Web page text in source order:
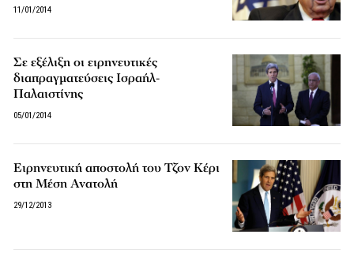
11/01/2014
Σε εξέλιξη οι ειρηνευτικές
διαπραγματεύσεις Ισραήλ-
Παλαιστίνης
05/01/2014
Ειρηνευτική αποστολή του Τζον Κέρι
στη Μέση Ανατολή
29/12/2013